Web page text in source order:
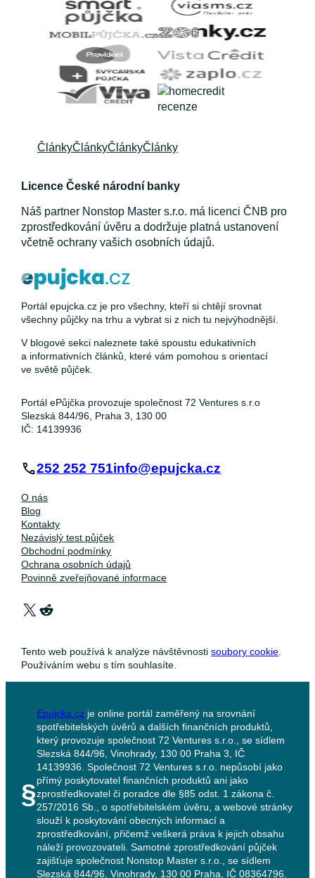
ČlánkyČlánkyČlánkyČlánky
Licence České národní banky
Náš partner Nonstop Master s.r.o. má licenci ČNB pro
zprostředkování úvěru a dodržuje platná ustanovení
včetně ochrany vašich osobních údajů.
Portál epujcka.cz je pro všechny, kteří si chtějí srovnat
všechny půjčky na trhu a vybrat si z nich tu nejvýhodnější.
V blogové sekci naleznete také spoustu edukativních
a informativních článků, které vám pomohou s orientací
ve světě půjček.
Portál ePůjčka provozuje společnost 72 Ventures s.r.o
Slezská 844/96, Praha 3, 130 00
IČ: 14139936
252 252 751info@epujcka.cz
O nás
Blog
Kontakty
Nezávislý test půjček
Obchodní podmínky
Ochrana osobních údajů
Povinně zveřejňované informace
X Reddit
Tento web používá k analýze návštěvnostisoubory cookie
Používáním webu s tím souhlasíte.
§
Epujcka.cz je online portál zaměřený na srovnání
spotřebitelských úvěrů a dalších finančních produktů,
který provozuje společnost 72 Ventures s.r.o., se sídlem
Slezská 844/96, Vinohrady, 130 00 Praha 3, IČ
14139936. Společnost 72 Ventures s.r.o. nepůsobí jako
přímý poskytovatel finančních produktů ani jako
zprostředkovatel či poradce dle §85 odst. 1 zákona č.
257/2016 Sb., o spotřebitelském úvěru, a webové stránky
slouží k poskytování obecných informací a
zprostředkování, přičemž veškerá práva k jejich obsahu
náleží provozovateli. Samotné zprostředkování půjček
zajišťuje společnost Nonstop Master s.r.o., se sídlem
Slezská 844/96, Vinohrady, 130 00 Praha, IČ 08364796.